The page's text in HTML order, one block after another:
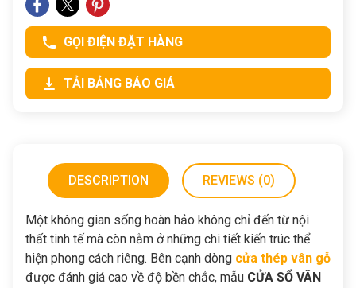
GỌI ĐIỆN ĐẶT HÀNG
TẢI BẢNG BÁO GIÁ
DESCRIPTION REVIEWS (0)
Một không gian sống hoàn hảo không chỉ đến từ nội
thất tinh tế mà còn nằm ở những chi tiết kiến trúc thể
hiện phong cách riêng. Bên cạnh dòng cửa thép vân gỗ
được đánh giá cao về độ bền chắc, mẫu CỬA SỔ VÂN